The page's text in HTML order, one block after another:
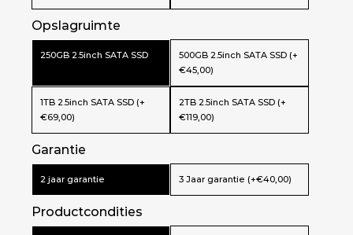
Opslagruimte
250GB 2.5inch SATA SSD
500GB 2.5inch SATA SSD (+
€45,00)
1TB 2.5inch SATA SSD (+
€69,00)
2TB 2.5inch SATA SSD (+
€119,00)
Garantie
2 jaar garantie 3 Jaar garantie (+€40,00)
Productcondities